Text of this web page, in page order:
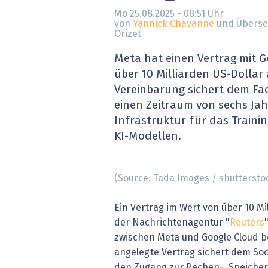
» alle News
EU-
XaaS,
Mo 25.08.2025 - 08:51 Uhr
von Yannick Chavanne und
Orizet
Meta hat einen Vertrag mit
über 10 Milliarden US-Dollar
Vereinbarung sichert dem
einen Zeitraum von sechs
Infrastruktur für das
KI-Modellen.
(Source: Tada Images /
Ein Vertrag im Wert von über 10
der Nachrichtenagentur " Reuters
zwischen Meta und Google Cloud
angelegte Vertrag sichert dem